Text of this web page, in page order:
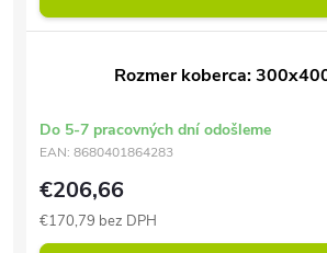
Rozmer koberca:
Do 5-7 pracovných dní odošleme
EAN: 8680401864283
€206,66
€170,79 bez DPH